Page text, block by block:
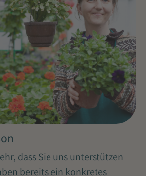
dass Sie uns unterstützen
bereits ein konkretes